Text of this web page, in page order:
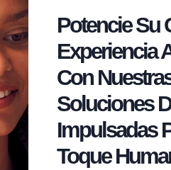
Potencie Su
Experiencia
Con
Soluciones
Impulsadas
Toque